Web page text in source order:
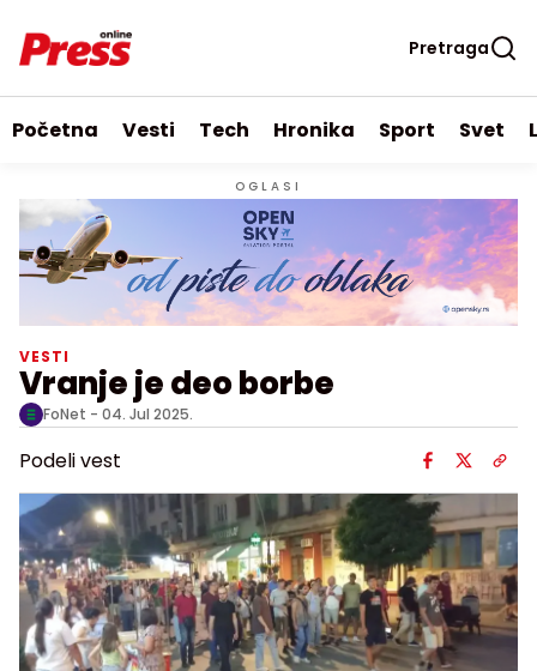
Pretraga
Početna Vesti Tech Hronika Sport Svet
OGLASI
VESTI
Vranje je deo borbe
FoNet - 04. Jul 2025.
Podeli vest